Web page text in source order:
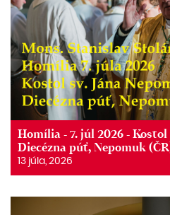
Homília - 7. júl 2026 -
Diecézna púť, Nepomuk
13 júla, 2026